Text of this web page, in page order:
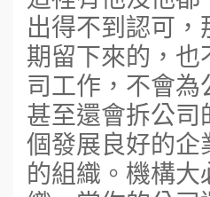
出得不到認可
期留下來的，
司工作，不會為
甚至還會拆公
個發展良好的企
的組織。機構大